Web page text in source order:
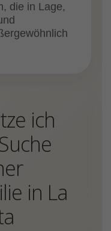
die in Lage,
ich
in La